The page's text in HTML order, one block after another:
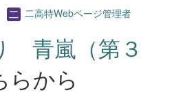
二高特Webページ管理者
青嵐（第３
らから